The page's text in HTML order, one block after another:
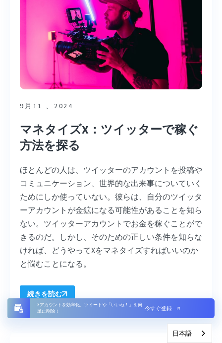
Xアカウントを効率化。ツイートや「いいね！」を簡
単に削除！
今すぐ登録
9月11 、2024
マネタイズX：ツイッターで稼ぐ
方法を探る
ほとんどの人は、ツイッターのアカウントを投稿や
コミュニケーション、世界的な出来事についていく
ためにしか使っていない。彼らは、自分のツイッタ
ーアカウントが金鉱になる可能性があることを知ら
ない。ツイッターアカウントでお金を稼ぐことがで
きるのだ。しかし、そのための正しい条件を知らな
ければ、どうやってXをマネタイズすればいいのか
と悩むことになる。
続きを読む
日本語